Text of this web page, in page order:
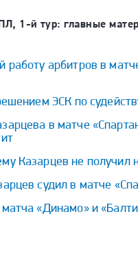
1-й тур: главные
работу арбитров в
ЭСК по
в матче
Казарцев не получил
судил в матче
«Динамо» и